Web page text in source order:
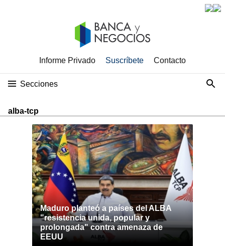
Informe Privado Suscríbete Contacto
Secciones
alba-tcp
Maduro planteó a países del ALBA
"resistencia unida, popular y
prolongada" contra amenaza de
EEUU